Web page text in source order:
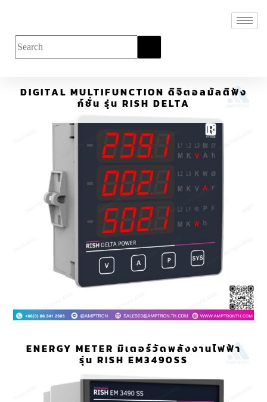
DIGITAL MULTIFUNCTION ดิจิตอลมัลติฟัง
ก์ชั่น รุ่น RISH DELTA
ENERGY METER มิเตอร์วัดพลังงานไฟฟ้า
รุ่น RISH EM3490SS